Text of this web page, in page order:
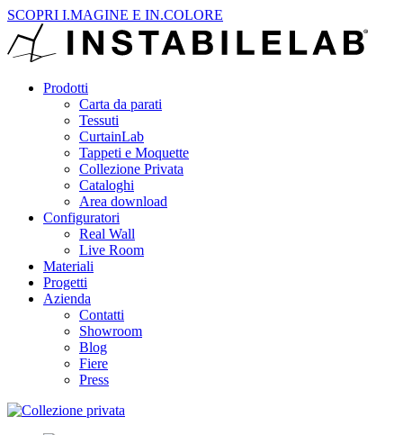
SCOPRI I.MAGINE E IN.COLORE
Prodotti
Carta da parati
Tessuti
CurtainLab
Tappeti e Moquette
Collezione Privata
Cataloghi
Area download
Configuratori
Real Wall
Live Room
Materiali
Progetti
Azienda
Contatti
Showroom
Blog
Fiere
Press